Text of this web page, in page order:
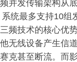
并发传输架构从
统最多支持10
频技术的核心优
无线设备产生信
克甚至断流。而